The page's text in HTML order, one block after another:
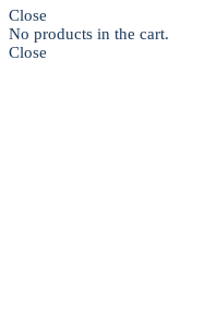
Close
No products in the cart.
Close